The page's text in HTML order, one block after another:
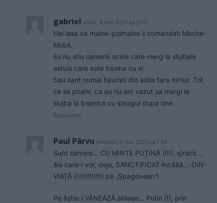
gabriel marți, 4 mai 2021 La 17.41
Hai lasa ca maine-poimaine ii comandati Mache-
Mobil.
Eu nu stiu oamenii aceia care merg la slujbele
astuia care este treaba cu ei.
Sau sant numai hauristi din astia fara minte. Tot
ce se poate, ca eu nu am vazut sa mergi la
slujba la biserica cu steagul dupa tine.
Răspundeți
Paul Pârvu miercuri, 5 mai 2021 La 1.40
Sunt oameni… CU MINTE PUȚINĂ (!!!), s[racii…,
ăia care-l vor, deja, SANCTIFICAT-încăăă…-DIN-
VIAȚĂ (!!!!!!!!!!!!!) pe „Șpagovean”!
Pe ăștia-i VÂNEAZĂ aldeee… Putin (!), prin